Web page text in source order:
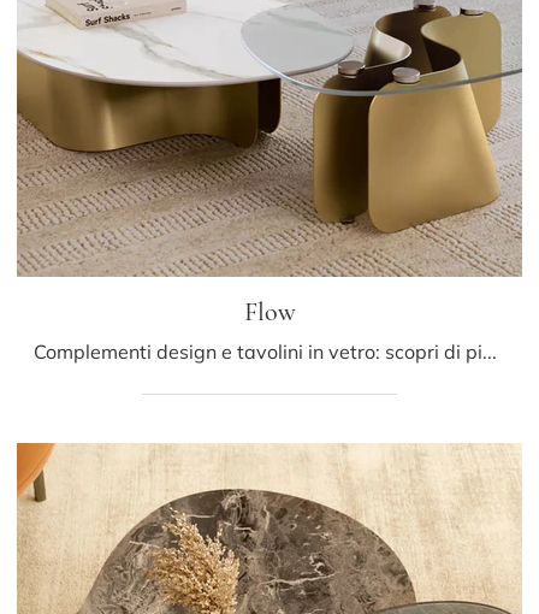
Flow
Complementi design e tavolini in vetro: scopri di più sul modello Flow di Bontempi e potrai valorizzare i tuoi spazi.